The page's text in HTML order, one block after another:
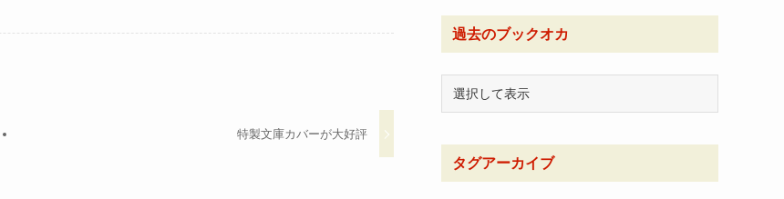
特製文庫カバーが大好評
過去のブックオカ
タグアーカイブ